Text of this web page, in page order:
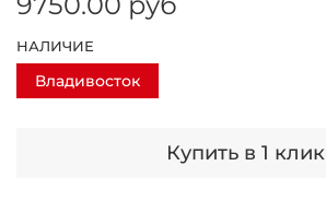
Купить в 1 клик
НАЛИЧИЕ
Владивосток